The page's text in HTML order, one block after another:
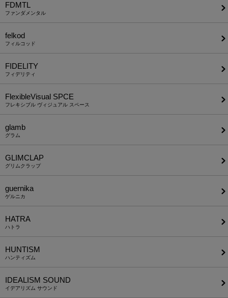
FDMTL
ファンダメンタル
felkod
フィルコッド
FIDELITY
フィデリティ
FlexibleVisual SPCE
フレキシブル ヴィジュアル スペース
glamb
グラム
GLIMCLAP
グリムクラップ
guernika
ゲルニカ
HATRA
ハトラ
HUNTISM
ハンティズム
IDEALISM SOUND
イデアリズム サウンド